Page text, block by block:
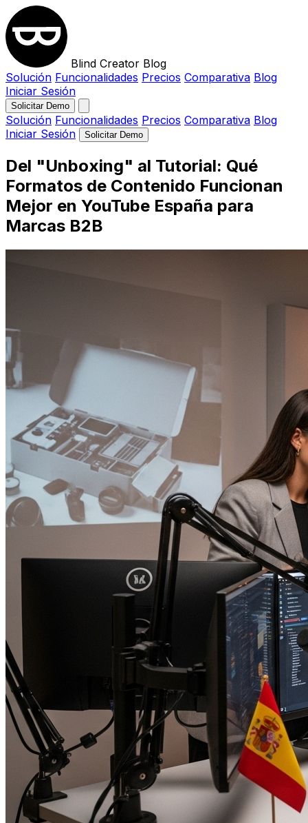
Blind Creator Blog
Solución Funcionalidades Precios Comparativa Blog
Iniciar Sesión
Solicitar Demo
Solución Funcionalidades Precios Comparativa Blog
Iniciar Sesión
Solicitar Demo
Del "Unboxing" al Tutorial: Qué
Formatos de Contenido Funcionan
Mejor en YouTube España para
Marcas B2B